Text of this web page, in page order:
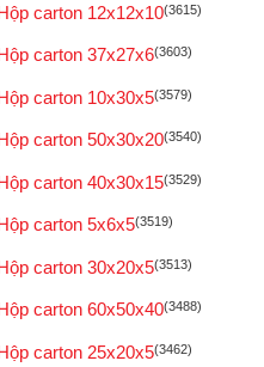
carton 12x12x10(3615)
carton 37x27x6(3603)
carton 10x30x5(3579)
carton 50x30x20(3540)
carton 40x30x15(3529)
carton 5x6x5(3519)
carton 30x20x5(3513)
carton 60x50x40(3488)
carton 25x20x5(3462)